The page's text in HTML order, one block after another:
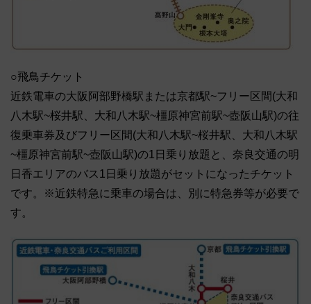
○飛鳥チケット
近鉄電車の大阪阿部野橋駅または京都駅~フリー区間(大和
八木駅~桜井駅、大和八木駅~橿原神宮前駅~壺阪山駅)の往
復乗車券及びフリー区間(大和八木駅~桜井駅、大和八木駅
~橿原神宮前駅~壺阪山駅)の1日乗り放題と、奈良交通の明
日香エリアのバス1日乗り放題がセットになったチケット
です。※近鉄特急に乗車の場合は、別に特急券等が必要で
す。